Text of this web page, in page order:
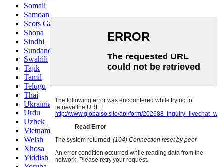
Somali
Samoan
Scots Gaelic
Shona
Sindhi
Sundanese
Swahili
Tajik
Tamil
Telugu
Thai
Ukrainian
Urdu
Uzbek
Vietnamese
Welsh
Xhosa
Yiddish